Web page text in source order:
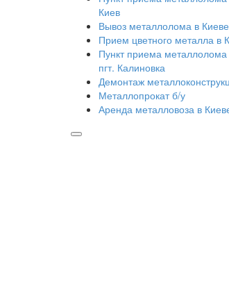
Киев
Вывоз металлолома в Киеве
Прием цветного металла в
Пункт приема металлолома
пгт. Калиновка
Демонтаж
Металлопрокат б/у
Аренда металловоза в